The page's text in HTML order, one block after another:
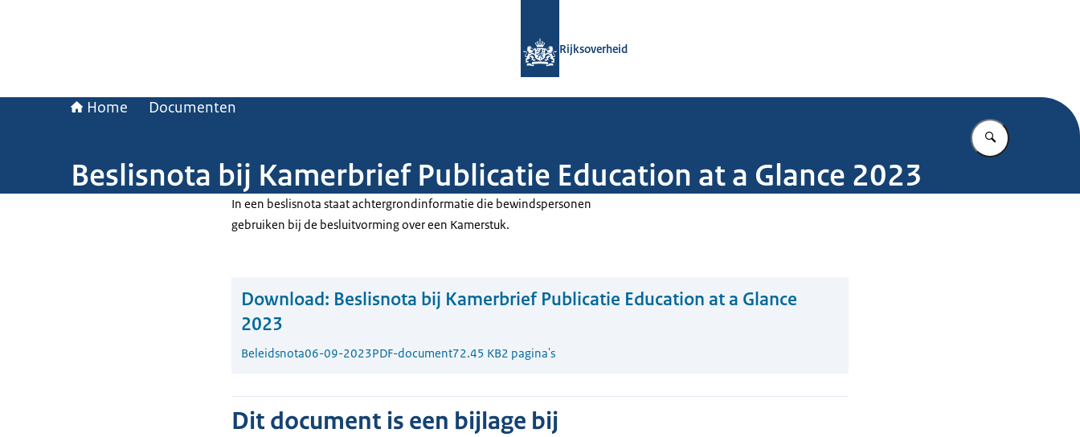
Rijksoverheid
Home Documenten
Vul in wat u
Beslisnota bij Kamerbrief Publicatie Education at a Glance 2023
In een beslisnota staat achtergrondinformatie die bewindspersonen
gebruiken bij de besluitvorming over een Kamerstuk.
Download: Beslisnota bij Kamerbrief Publicatie Education at a Glance
2023
Beleidsnota06-09-2023PDF-document72.45 KB2 pagina's
Dit document is een bijlage bij